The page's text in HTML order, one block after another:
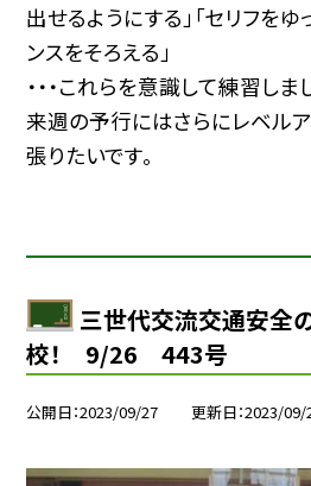
出せるようにする」「セリフをゆ
ンスをそろえる」
・・・これらを意識して練習しま
来週の予行にはさらにレベル
張りたいです。
三世代交流交通安全
校！ 9/26 443号
公開日 2023/09/27 更新日 2023/09/